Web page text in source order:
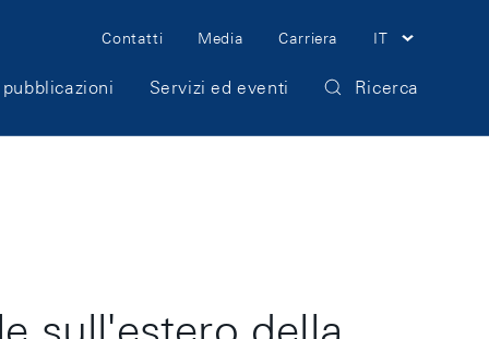
Meta
Navigation
Contatti Media Carriera IT
Servizi ed eventi Ricerca